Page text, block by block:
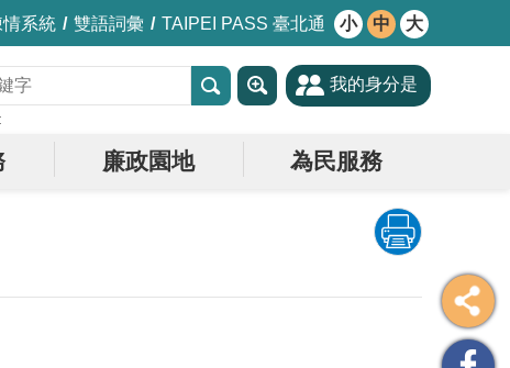
情系統 雙語詞彙 TAIPEI PASS 臺北通 小 中 大
我的身分是
廉政園地 為民服務